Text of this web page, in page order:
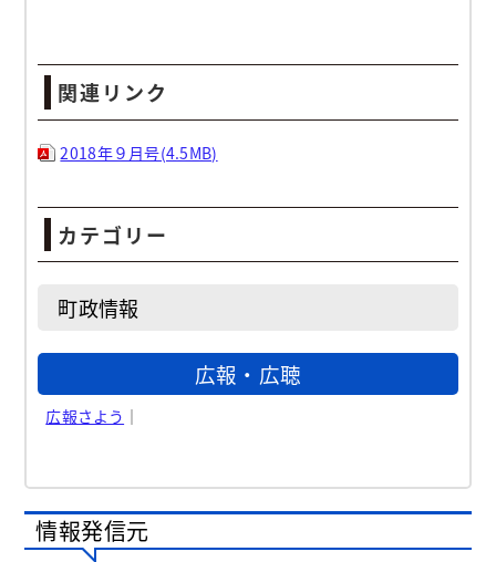
関連リンク
2018年９月号(4.5MB)
カテゴリー
町政情報
広報・広聴
広報さよう ｜
情報発信元